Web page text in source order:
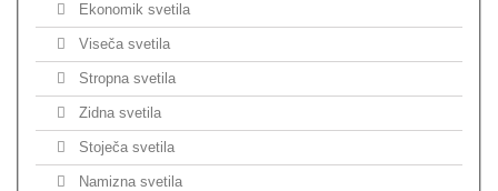
Ekonomik svetila
Viseča svetila
Stropna svetila
Zidna svetila
Stoječa svetila
Namizna svetila